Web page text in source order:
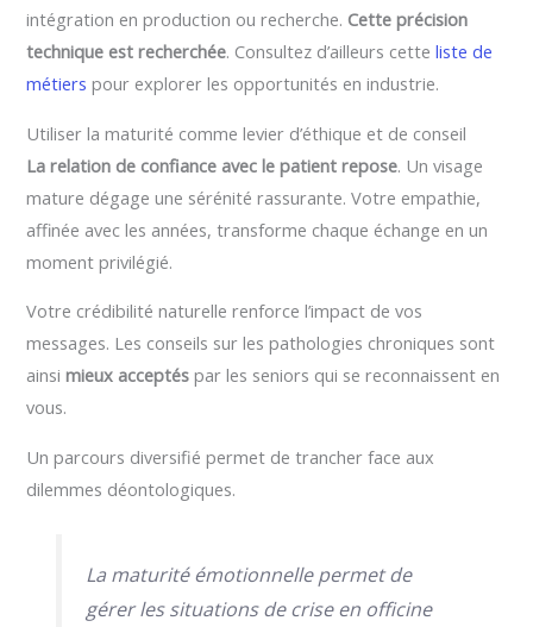
intégration en production ou recherche. Cette précision
technique est recherchée. Consultez d’ailleurs cetteliste de
métiers pour explorer les opportunités en industrie.
Utiliser la maturité comme levier d’éthique et de conseil
La relation de confiance avec le patient repose. Un visage
mature dégage une sérénité rassurante. Votre empathie,
affinée avec les années, transforme chaque échange en un
moment privilégié.
Votre crédibilité naturelle renforce l’impact de vos
messages. Les conseils sur les pathologies chroniques sont
ainsimieux acceptés par les seniors qui se reconnaissent en
vous.
Un parcours diversifié permet de trancher face aux
dilemmes déontologiques.
La maturité émotionnelle permet de
gérer les situations de crise en officine